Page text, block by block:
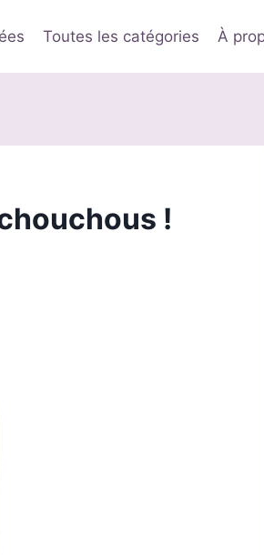
Toutes les catégories À
!